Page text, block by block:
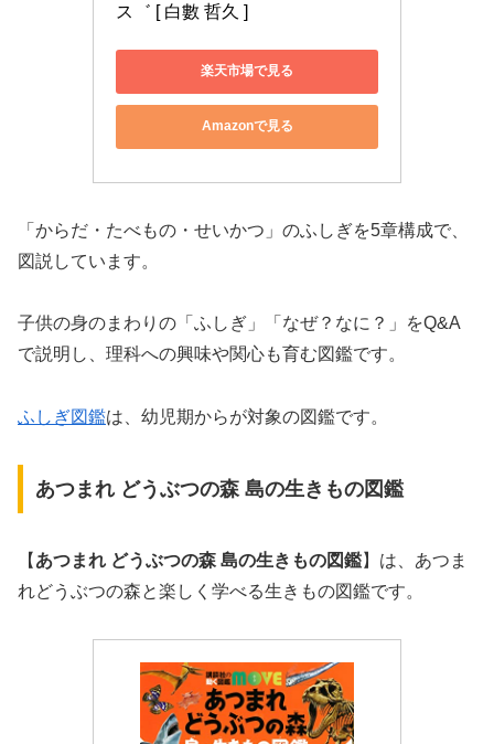
ス゛ [ 白數 哲久 ]
楽天市場で見る
Amazonで見る
「からだ・たべもの・せいかつ」のふしぎを5章構成で、
図説しています。
子供の身のまわりの「ふしぎ」「なぜ？なに？」をQ&A
で説明し、理科への興味や関心も育む図鑑です。
ふしぎ図鑑は、幼児期からが対象の図鑑です。
あつまれ どうぶつの森 島の生きもの図鑑
【 あつまれ どうぶつの森 島の生きもの図鑑】は、あつま
れどうぶつの森と楽しく学べる生きもの図鑑です。